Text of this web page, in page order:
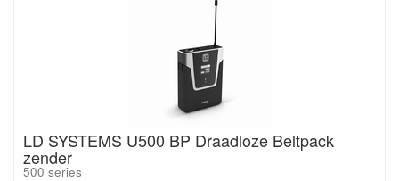
LD SYSTEMS U500 BP Draadloze Beltpack
zender
500 series